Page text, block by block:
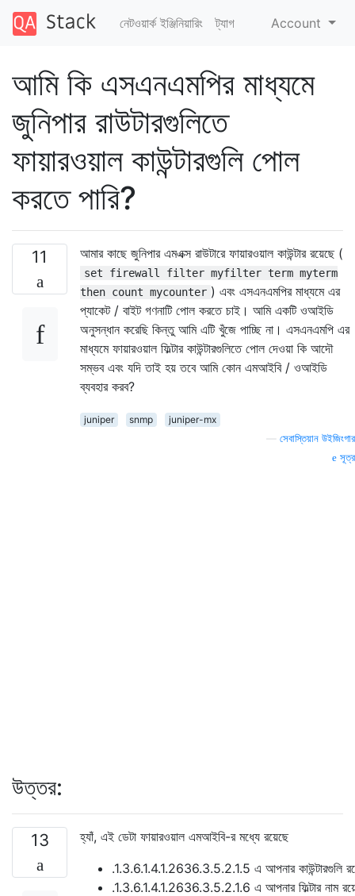
নেটওয়ার্ক ইঞ্জিনিয়ারিং ট্যাগ Account
আমি কি এসএনএমপির মাধ্যমে
জুনিপার রাউটারগুলিতে
ফায়ারওয়াল কাউন্টারগুলি পোল
করতে পারি?
11 আমার কাছে জুনিপার এমএক্স রাউটারে ফায়ারওয়াল কাউন্টার রয়েছে (
set firewall filter myfilter term myterm
then count mycounter ) এবং এসএনএমপির মাধ্যমে এর
প্যাকেট / বাইট গণনাটি পোল করতে চাই। আমি একটি ওআইডি
অনুসন্ধান করেছি কিন্তু আমি এটি খুঁজে পাচ্ছি না। এসএনএমপি এর
মাধ্যমে ফায়ারওয়াল ফিল্টার কাউন্টারগুলিতে পোল দেওয়া কি আদৌ
সম্ভব এবং যদি তাই হয় তবে আমি কোন এমআইবি / ওআইডি
ব্যবহার করব?
juniper snmp
juniper-mx
সেবাস্তিয়ান উইজিংগার
সূত্র
উত্তর:
13
হ্যাঁ, এই ডেটা ফায়ারওয়াল এমআইবি-র মধ্যে রয়েছে
.1.3.6.1.4.1.2636.3.5.2.1.5 এ আপনার কাউন্টারগুলি
.1.3.6.1.4.1.2636.3.5.2.1.6 এ আপনার ফিল্টার নাম